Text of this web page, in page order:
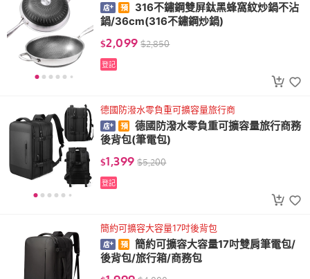
316不鏽鋼雙屏鈦黑蜂窩紋炒鍋不沾
鍋/36cm(316不鏽鋼炒鍋)
$2,099 $2,850
登記
德國防潑水零負重可擴容量旅行商
德國防潑水零負重可擴容量旅行商務
後背包(筆電包)
$1,399 $5,200
登記
簡約可擴容大容量17吋後背包
簡約可擴容大容量17吋雙肩筆電包/
後背包/旅行箱/商務包